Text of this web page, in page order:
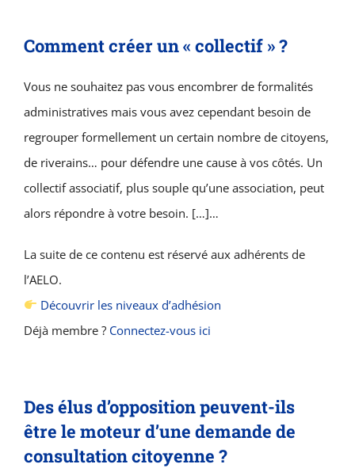
Comment créer un « collectif » ?
Vous ne souhaitez pas vous encombrer de formalités
administratives mais vous avez cependant besoin de
regrouper formellement un certain nombre de citoyens,
de riverains… pour défendre une cause à vos côtés. Un
collectif associatif, plus souple qu’une association, peut
alors répondre à votre besoin. […]…
La suite de ce contenu est réservé aux adhérents de
l’AELO.
Découvrir les niveaux d’adhésion
Déjà membre ? Connectez-vous ici
Des élus d’opposition peuvent-ils
être le moteur d’une demande de
consultation citoyenne ?